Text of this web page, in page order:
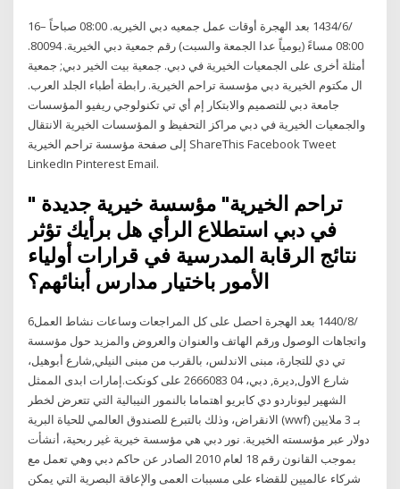
16‏‏/6‏‏/1434 بعد الهجرة أوقات عمل جمعيه دبي الخيريه. 08:00 صباحاً –
08:00 مساءً (يومياً عدا الجمعة والسبت) رقم جمعية دبي الخيرية. 80094.
أمثلة أخرى على الجمعيات الخيرية في دبي. جمعية بيت الخير دبي; جمعية
ال مكتوم الخيرية دبي مؤسسة تراحم الخيرية. رابطة أطباء الجلد العرب.
جامعة دبي للتصميم والابتكار إم أي تي تكنولوجي ريفيو المؤسسات
والجمعيات الخيرية في دبي مراكز التحفيظ و المؤسسات الخيرية الانتقال
إلى صفحة مؤسسة تراحم الخيرية ShareThis Facebook Tweet
LinkedIn Pinterest Email.
" تراحم الخيرية" مؤسسة خيرية جديدة
في دبي استطلاع الرأي هل برأيك تؤثر
نتائج الرقابة المدرسية في قرارات أولياء
الأمور باختيار مدارس أبنائهم؟
6‏‏/8‏‏/1440 بعد الهجرة احصل على كل المراجعات وساعات نشاط العمل
واتجاهات الوصول ورقم الهاتف والعنوان والعروض والمزيد حول مؤسسة
تي دي للتجارة، مبنى الاندلس، بالقرب من مبنى النيلي,شارع أبوهيل،
شارع الاول,ديرة, دبي، 04 2666083 على كونكت.إمارات ابدى الممثل
الشهير ليوناردو دي كابريو اهتماما بالنمور النيبالية التي تتعرض لخطر
الانقراض، وذلك بالتبرع للصندوق العالمي للحياة البرية (wwf) بـ 3 ملايين
دولار عبر مؤسسته الخيرية. نور دبي هي مؤسسة خيرية غير ربحية، أنشأت
بموجب القانون رقم 18 لعام 2010 الصادر عن حاكم دبي وهي تعمل مع
شركاء عالميين للقضاء على مسببات العمى والإعاقة البصرية التي يمكن